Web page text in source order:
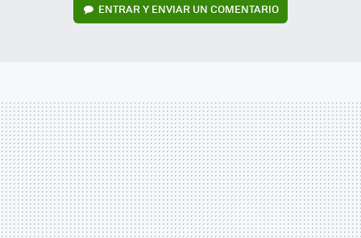
ENTRAR Y ENVIAR UN COMENTARIO